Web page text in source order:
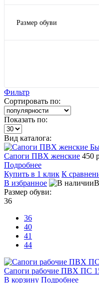
Размер обуви
45
Фильтр
Сортировать по:
Показать по:
Вид каталога:
Сапоги ПВХ женские 450
Подробнее
Купить в 1 клик К
В избранное
Размер обуви:
36
36
40
41
44
Сапоги рабочие ПВХ ПС
В корзину Подробнее